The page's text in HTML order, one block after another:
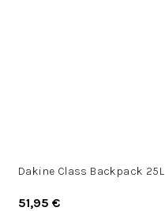
Dakine Class Backpack 25L
51,95 €